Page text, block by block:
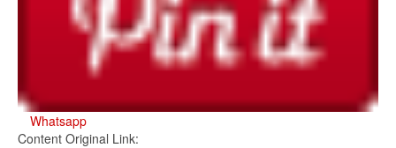
Whatsapp
Content Original Link: